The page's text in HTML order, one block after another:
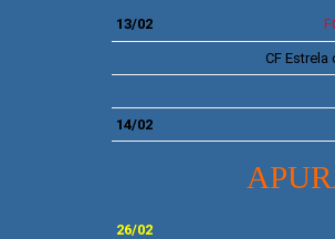
13/02
CF Estrela
14/02
26/02